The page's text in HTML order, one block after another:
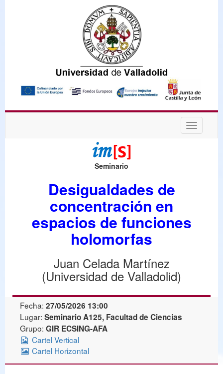
Desplegar
Seminario
Desigualdades de
concentración en
espacios de funciones
holomorfas
Juan Celada Martínez
(Universidad de Valladolid)
Fecha: 27/05/2026 13:00
Lugar: Seminario A125, Facultad de Ciencias
Grupo: GIR ECSING-AFA
Cartel Vertical
Cartel Horizontal